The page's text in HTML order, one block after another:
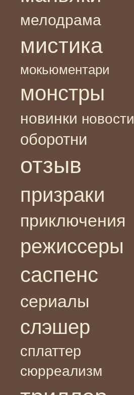
мелодрама
мистика
мокьюментари
монстры
новинки новости
оборотни
отзыв
призраки
приключения
режиссеры
саспенс
сериалы
слэшер
сплаттер
сюрреализм